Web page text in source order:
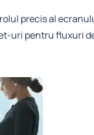
precis al
uri pentru fluxuri